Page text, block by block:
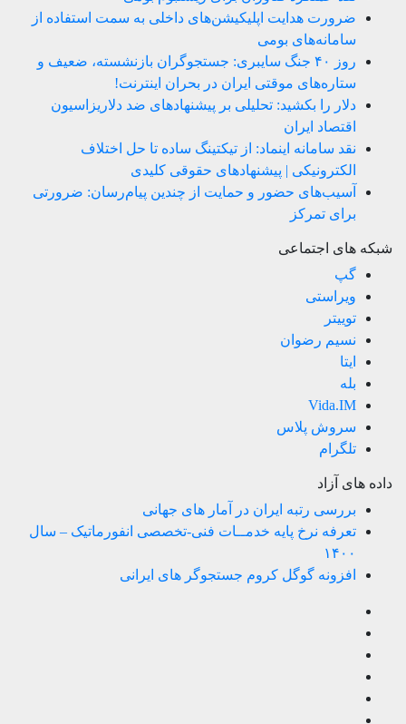
ضرورت هدایت اپلیکیشن‌های داخلی به سمت استفاده از
سامانه‌های بومی
روز ۴۰ جنگ سایبری: جستجوگران بازنشسته، ضعیف و
ستاره‌های موقتی ایران در بحران اینترنت!
دلار را بکشید: تحلیلی بر پیشنهادهای ضد دلاریزاسیون
اقتصاد ایران
نقد سامانه اینماد: از تیکتینگ ساده تا حل اختلاف
الکترونیکی | پیشنهادهای حقوقی کلیدی
آسیب‌های حضور و حمایت از چندین پیام‌رسان: ضرورتی
برای تمرکز
شبکه های اجتماعی
گپ
ویراستی
توییتر
نسیم رضوان
ایتا
بله
Vida.IM
سروش پلاس
تلگرام
داده های آزاد
بررسی رتبه ایران در آمار های جهانی
تعرفه نرخ پایه خدمــات فنی-تخصصی انفورماتیک – سال
۱۴۰۰
افزونه گوگل کروم جستجوگر های ایرانی